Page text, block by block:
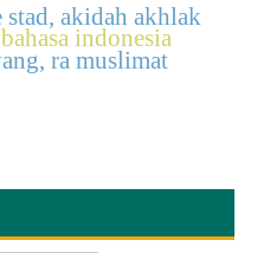
stad, akidah akhlak
indonesia
ra muslimat